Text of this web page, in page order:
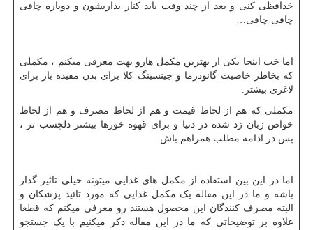
خدافظی کنی و بعد از چند وقت باید کنار بذاریشون و دوباره چاقی
چاقی چاقی…
اما خب اینجا یکی از بهترین مکمل هارو بهت معرفی میکنم ، مکملی
که بخاطر خاصیت گانودرما و جینسینگ کلا برای بدن مفیده باز برای
لاغری بیشتر.
مکملی که هم از لحاظ قیمت و هم از لحاظ مصرف و هم از لحاظ
خواص زبان زد شده در دنیا و برای قهوه خورها بیشتر دلچسب تر ،
پس در ادامه مطلب همراهم باش.
اما در این بین استفاده از مکمل های غذایی میتونه خیلی تاثیر گذار
باشه و ما در این مقاله یک مکمل غذایی که مورد تائید پزشکان و
البته مصرف کنندگان این محصول هستند رو معرفی میکنم که قطعا
علاوه بر توضیحاتی که ما در این مقاله ذکر میکنیم با یک جستجو